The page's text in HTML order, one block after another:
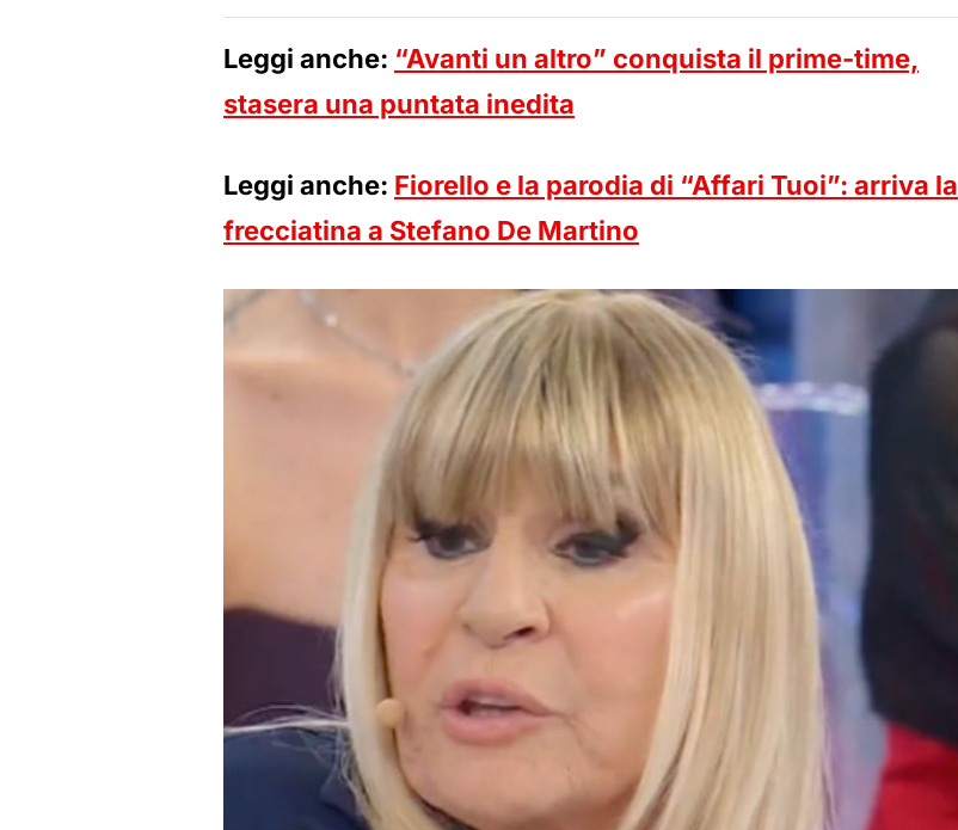
Leggi anche: “Avanti un altro” conquista il prime-time,
stasera una puntata inedita
Leggi anche: Fiorello e la parodia di “Affari Tuoi”: arriva la
frecciatina a Stefano De Martino